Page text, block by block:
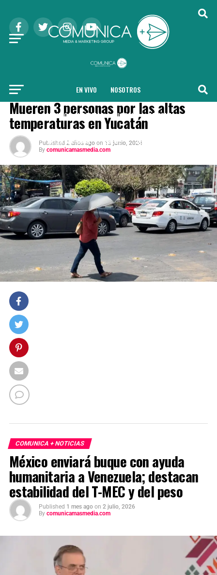
EN VIVO NOSOTROS
COMUNICA + NOTICIAS LOCAL NACIONAL
INTERNACIONAL SALUD TENDENCIAS
NACIONAL
Mueren 3 personas por las altas
temperaturas en Yucatán
Published 2 años ago on 13 junio, 2024
By comunicamasmedia.com
COMUNICA + NOTICIAS
México enviará buque con ayuda
humanitaria a Venezuela; destacan
estabilidad del T-MEC y del peso
Published 1 mes ago on 2 julio, 2026
By comunicamasmedia.com